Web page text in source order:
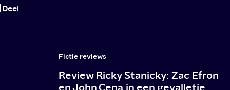
Deel
Fictie reviews
Review Ricky Stanicky: Zac Efron
en John Cena in een gevalletje